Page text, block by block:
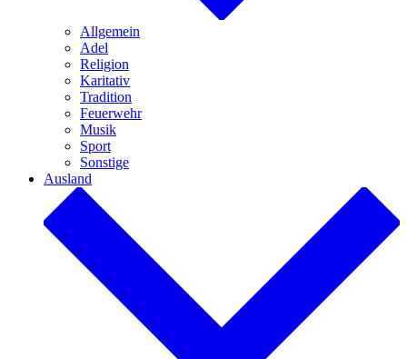
Allgemein
Adel
Religion
Karitativ
Tradition
Feuerwehr
Musik
Sport
Sonstige
Ausland